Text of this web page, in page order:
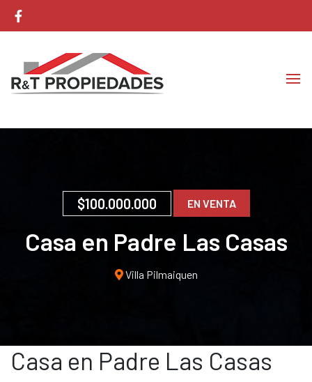
$100.000.000 EN VENTA
Casa en Padre Las Casas
Villa Pilmaiquen
Casa en Padre Las Casas